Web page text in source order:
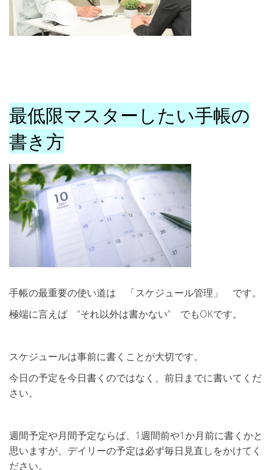
最低限マスターしたい手帳の
書き方
手帳の最重要の使い道は 「スケジュール管理」 です。
極端に言えば ”それ以外は書かない” でもOKです。
スケジュールは事前に書くことが大切です。
今日の予定を今日書くのではなく、前日までに書いてくだ
さい。
週間予定や月間予定ならば、1週間前や1か月前に書くかと
思いますが、デイリーの予定は必ず毎日見直しをかけてく
ださい。